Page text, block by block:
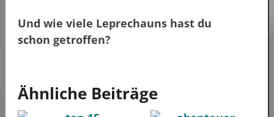
Und wie viele Leprechauns hast du
schon getroffen?
Ähnliche Beiträge